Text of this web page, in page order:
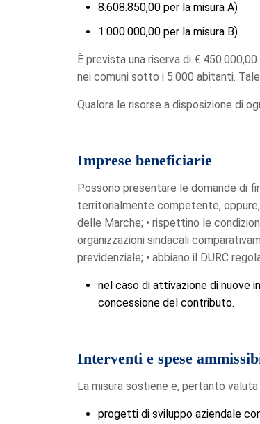
8.608.850,00 per la misura A)
1.000.000,00 per la misura B)
È prevista una riserva di €
nei comuni sotto i 5.000 abitanti.
Qualora le risorse a disposizione di
Imprese beneficiarie
Possono presentare le domande di
territorialmente competente,
delle Marche; • rispettino le
organizzazioni sindacali
previdenziale; • abbiano il DURC
nel caso di attivazione di nuove
concessione del contributo.
Interventi e spese
La misura sostiene e, pertanto
progetti di sviluppo aziendale